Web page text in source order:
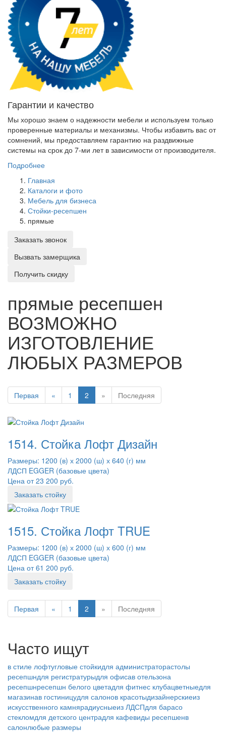
Гарантии и качество
Мы хорошо знаем о надежности мебели и используем только
проверенные материалы и механизмы. Чтобы избавить вас от
сомнений, мы предоставляем гарантию на раздвижные
системы на срок до 7-ми лет в зависимости от производителя.
Подробнее
Главная
Каталоги и фото
Мебель для бизнеса
Стойки-ресепшен
прямые
Заказать звонок
Вызвать замерщика
Получить скидку
прямые ресепшен
ВОЗМОЖНО
ИЗГОТОВЛЕНИЕ
ЛЮБЫХ РАЗМЕРОВ
Первая « 1 2 » Последняя
1514. Стойка Лофт Дизайн
Размеры: 1200 (в) х 2000 (ш) х 640 (г) мм
ЛДСП EGGER (базовые цвета)
Цена от 23 200 руб.
Заказать стойку
1515. Стойка Лофт TRUE
Размеры: 1200 (в) х 2000 (ш) х 600 (г) мм
ЛДСП EGGER (базовые цвета)
Цена от 61 200 руб.
Заказать стойку
Первая « 1 2 » Последняя
Часто ищут
в стиле лофтугловые стойкидля администраторастолы
ресепшндля регистратурыдля офисав отельзона
ресепшнресепшн белого цветадля фитнес клубацветныедля
магазинав гостиницудля салонов красотыдизайнерскиеиз
искусственного камнярадиусныеиз ЛДСПдля барасо
стекломдля детского центрадля кафевиды ресепшенв
салонлюбые размеры